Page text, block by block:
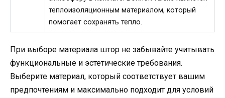
теплоизоляционным материалом, который
помогает сохранять тепло.
При выборе материала штор не забывайте учитывать
функциональные и эстетические требования.
Выберите материал, который соответствует вашим
предпочтениям и максимально подходит для условий